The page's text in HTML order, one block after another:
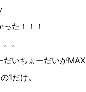
た！！！
。
いちょーだいがMAX
1だけ。